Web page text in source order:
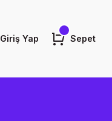
Giriş Yap Sepet